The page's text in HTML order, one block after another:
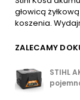
głowicą
koszenia.
ZALECAMY
STIHL